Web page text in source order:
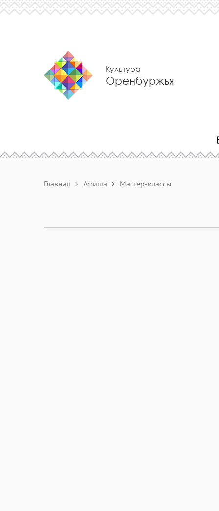
Культура
Оренбуржья
Главная Афиша Мастер-классы